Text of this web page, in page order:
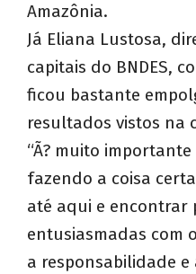
Amazônia.
Já Eliana Lustosa,
capitais do BNDES,
ficou bastante
resultados vistos na
“Ã? muito
fazendo a coisa
até aqui e encontrar
entusiasmadas com
a responsabilidade e